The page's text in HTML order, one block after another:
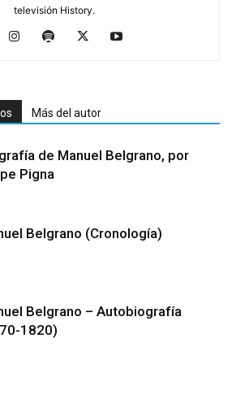
televisión History.
Más del autor
de Manuel Belgrano, por
Pigna
Belgrano (Cronología)
Belgrano – Autobiografía
1820)